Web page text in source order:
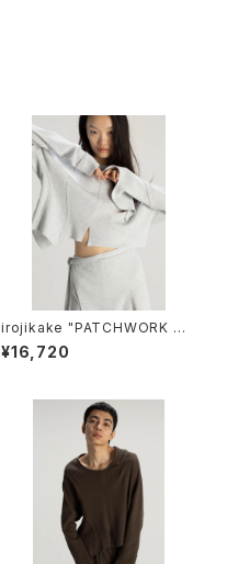
irojikake "PATCHWORK TO
PS"(ICE GLAY)
¥16,720